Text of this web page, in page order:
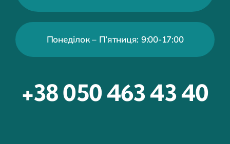
Понеділок – П’ятниця: 9:00-17:00
+38 050 463 43 40